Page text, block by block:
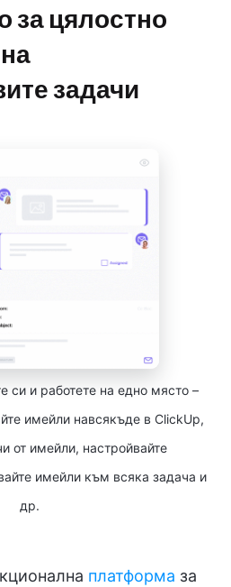
за цялостно
задачи
си и работете на едно място –
имейли навсякъде в ClickUp,
от имейли, настройвайте
имейли към всяка задача и
др.
платформа за